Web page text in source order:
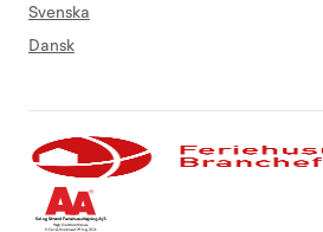
Svenska
Dansk